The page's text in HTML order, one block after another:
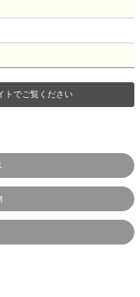
トでご覧ください